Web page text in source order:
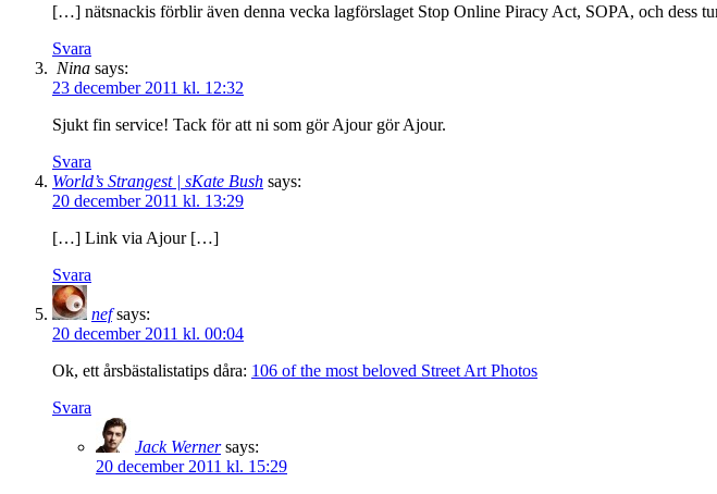
[…] nätsnackis förblir även denna vecka lagförslaget Stop Online Piracy Act, SOPA, och dess
Svara
Nina says:
23 december 2011 kl. 12:32
Sjukt fin service! Tack för att ni som gör Ajour gör Ajour.
Svara
World’s Strangest | sKate Bush says:
20 december 2011 kl. 13:29
[…] Link via Ajour […]
Svara
nef says:
20 december 2011 kl. 00:04
Ok, ett årsbästalistatips dåra: 106 of the most beloved Street Art Photos
Svara
Jack Werner says:
20 december 2011 kl. 15:29